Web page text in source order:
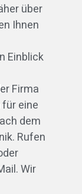
über
Ihnen
Einblick
Firma
eine
dem
Rufen
Wir